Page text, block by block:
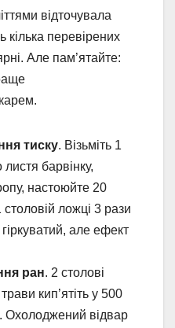
відточувала
кілька перевірених
Але пам’ятайте:
тиску. Візьміть 1
барвінку,
настоюйте 20
ложці 3 рази
але ефект
ран. 2 столові
кип’ятіть у 500
Охолоджений відвар